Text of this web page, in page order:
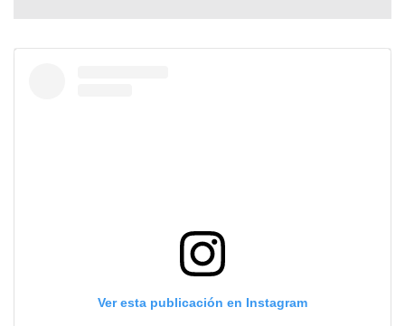
Ver esta publicación en Instagram